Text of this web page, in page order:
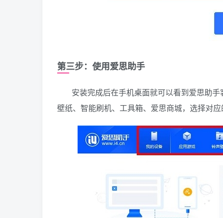
第三步：使用爱思助手
安装完成后在手机桌面就可以看到爱思助
壁纸、智能刷机、工具箱、爱思商城，选择对应